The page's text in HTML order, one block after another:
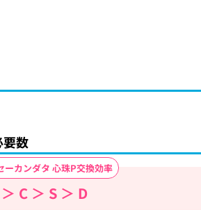
要数
ーカンダタ 心珠P交換効率
C ＞ S ＞ D